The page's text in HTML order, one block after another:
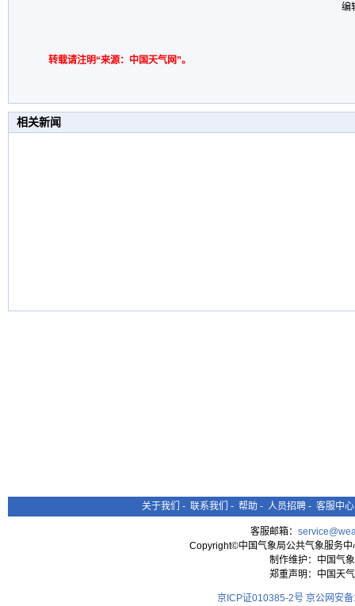
编
转载请注明“来源：中国天气网”。
相关新闻
关于我们 - 联系我们 - 帮助 - 人员招聘 - 客服中心
客服邮箱：
Copyright©中国气象局公共气象服务
制作维护：中国气
郑重声明：中国天
京ICP证010385-2号 京公网安